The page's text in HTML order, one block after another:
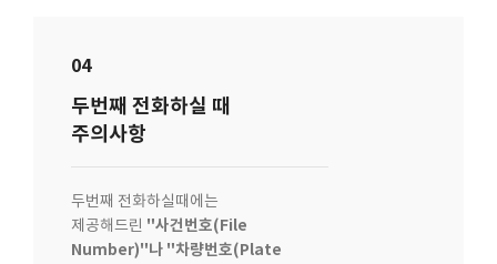
04
두번째 전화하실 때
주의사항
두번째 전화하실때에는
제공해드린 "사건번호(File
Number)"나 "차량번호(Plate